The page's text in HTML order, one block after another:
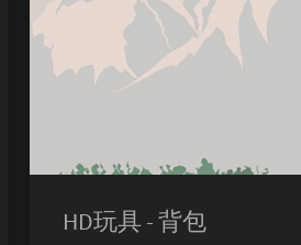
HD玩具 - 背包